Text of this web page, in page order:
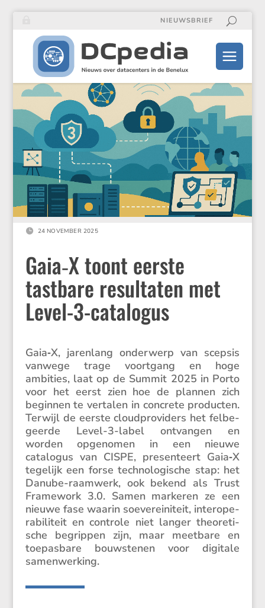
NIEUWSBRIEF
 24 NOVEMBER 2025
Gaia‑X toont eerste
tastbare resultaten met
Level-3-catalogus
Gaia‑X, jaren­lang onder­werp van scepsis
vanwege trage voort­gang en hoge
ambities, laat op de Summit 2025 in Porto
voor het eerst zien hoe de plannen zich
beginnen te vertalen in concrete producten.
Terwijl de eerste cloud­pro­vi­ders het felbe­
geerde Level-3-label ontvangen en
worden opgenomen in een nieuwe
catalogus van CISPE, presen­teert Gaia‑X
tegelijk een forse techno­lo­gi­sche stap: het
Danube-raamwerk, ook bekend als Trust
Frame­work 3.0. Samen markeren ze een
nieuwe fase waarin soeve­rei­ni­teit, inter­o­pe­
ra­bi­li­teit en controle niet langer theore­ti­
sche begrippen zijn, maar meetbare en
toepas­bare bouwstenen voor digitale
samenwerking.